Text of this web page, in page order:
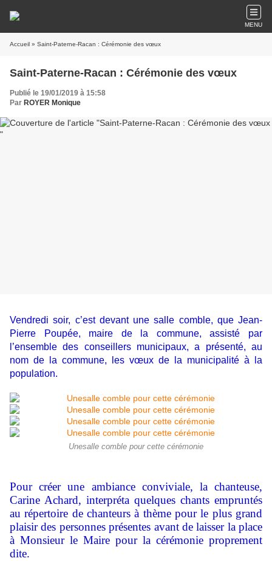
MENU
Accueil » Saint-Paterne-Racan : Cérémonie des vœux
Saint-Paterne-Racan : Cérémonie des vœux
Publié le 19/01/2019 à 15:58
Par ROYER Monique
Vendredi soir, c’est devant une salle comble, que Jean-
Pierre Poupée, maire de la commune, assisté par
l’ensemble des conseillers municipaux, a présenté, au
nom de la commune, les vœux de la municipalité à la
population.
Unesalle comble pour cette cérémonie
Pour créer une ambiance conviviale, la chanteuse,
Carine Achard, interpréta quelques chants empruntés
au répertoire de chanteurs à thème pour le plus grand
plaisir des personnes présentes avant de laisser la place
à Monsieur le Maire pour la cérémonie proprement
dite.